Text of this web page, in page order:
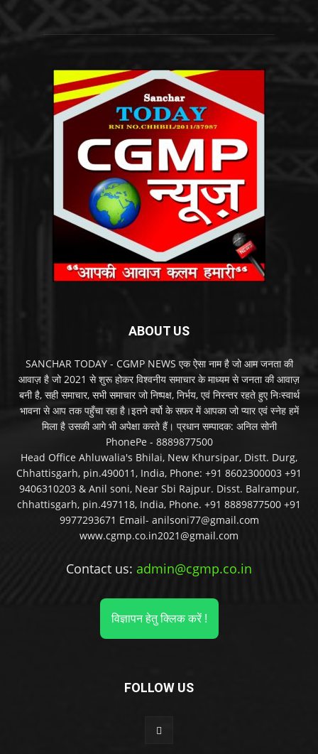
ABOUT US
SANCHAR TODAY - CGMP NEWS एक ऐसा नाम है जो आम जनता की
आवाज़ है जो 2021 से शुरू होकर विश्वनीय समाचार के माध्यम से जनता की आवाज़
बनी है, सही समाचार, सभी समाचार जो निष्पक्ष, निर्भय, एवं निरन्तर रहते हुए निःस्वार्थ
भावना से आप तक पहुँचा रहा है।इतने वर्षो के सफर में आपका जो प्यार एवं स्नेह हमें
मिला है उसकी आगे भी अपेक्षा करते हैं। प्रधान सम्पादक: अनिल सोनी
PhonePe - 8889877500
Head Office Ahluwalia's Bhilai, New Khursipar, Distt. Durg,
Chhattisgarh, pin.490011, India, Phone: +91 8602300003 +91
9406310203 & Anil soni, Near Sbi Rajpur. Disst. Balrampur,
chhattisgarh, pin.497118, India, Phone. +91 8889877500 +91
9977293671 Email- anilsoni77@gmail.com
www.cgmp.co.in2021@gmail.com
Contact us: admin@cgmp.co.in
विज्ञापन हेतु क्लिक करें !
FOLLOW US